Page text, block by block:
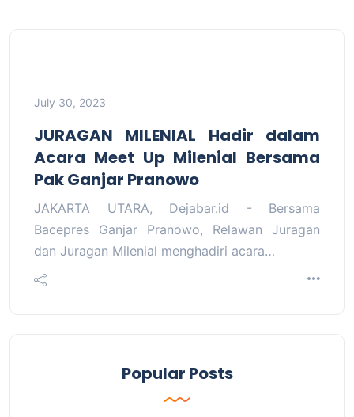
July 30, 2023
JURAGAN MILENIAL Hadir dalam
Acara Meet Up Milenial Bersama
Pak Ganjar Pranowo
JAKARTA UTARA, Dejabar.id - Bersama
Bacepres Ganjar Pranowo, Relawan Juragan
dan Juragan Milenial menghadiri acara…
Popular Posts